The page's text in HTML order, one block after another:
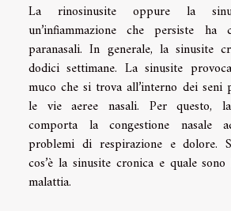
La rinosinusite oppure la
un’infiammazione che persiste ha
paranasali. In generale, la sinusite
dodici settimane. La sinusite
muco che si trova all’interno dei seni
le vie aeree nasali. Per questo,
comporta la congestione nasale
problemi di respirazione e dolore.
cos’è la sinusite cronica e quale
malattia.